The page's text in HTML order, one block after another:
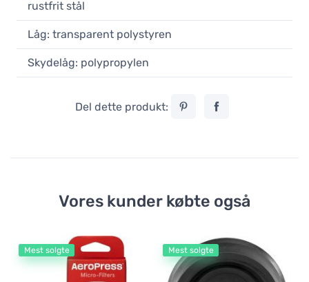
rustfrit stål
Låg: transparent polystyren
Skydelåg: polypropylen
Del dette produkt:
Vores kunder købte også
Mest solgte Mest solgte